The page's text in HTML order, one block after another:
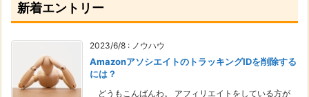
新着エントリー
2023/6/8 : ノウハウ
AmazonアソシエイトのトラッキングIDを削除する
には？
どうもこんばんわ。 アフィリエイトをしている方が